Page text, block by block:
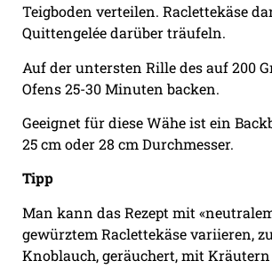
Teigboden verteilen. Raclettekäse
Quittengelée darüber träufeln.
Auf der untersten Rille des auf 200
Ofens 25-30 Minuten backen.
Geeignet für diese Wähe ist ein
25 cm oder 28 cm Durchmesser.
Tipp
Man kann das Rezept mit
gewürztem Raclettekäse variieren,
Knoblauch, geräuchert, mit Kräutern